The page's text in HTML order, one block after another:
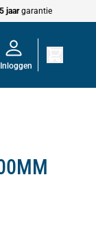
5 jaargarantie
Inloggen